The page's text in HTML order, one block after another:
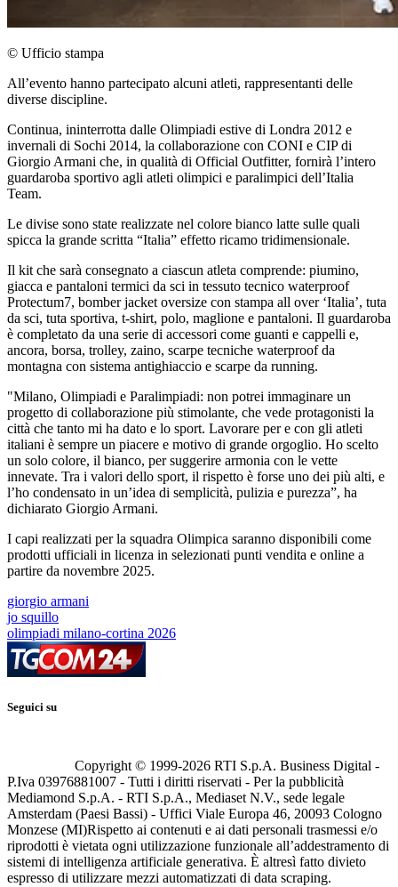
© Ufficio stampa
All’evento hanno partecipato alcuni atleti, rappresentanti delle
diverse discipline.
Continua, ininterrotta dalle Olimpiadi estive di Londra 2012 e
invernali di Sochi 2014, la collaborazione con CONI e CIP di
Giorgio Armani che, in qualità di Official Outfitter, fornirà l’intero
guardaroba sportivo agli atleti olimpici e paralimpici dell’Italia
Team.
Le divise sono state realizzate nel colore bianco latte sulle quali
spicca la grande scritta “Italia” effetto ricamo tridimensionale.
Il kit che sarà consegnato a ciascun atleta comprende: piumino,
giacca e pantaloni termici da sci in tessuto tecnico waterproof
Protectum7, bomber jacket oversize con stampa all over ‘Italia’, tuta
da sci, tuta sportiva, t-shirt, polo, maglione e pantaloni. Il guardaroba
è completato da una serie di accessori come guanti e cappelli e,
ancora, borsa, trolley, zaino, scarpe tecniche waterproof da
montagna con sistema antighiaccio e scarpe da running.
"Milano, Olimpiadi e Paralimpiadi: non potrei immaginare un
progetto di collaborazione più stimolante, che vede protagonisti la
città che tanto mi ha dato e lo sport. Lavorare per e con gli atleti
italiani è sempre un piacere e motivo di grande orgoglio. Ho scelto
un solo colore, il bianco, per suggerire armonia con le vette
innevate. Tra i valori dello sport, il rispetto è forse uno dei più alti, e
l’ho condensato in un’idea di semplicità, pulizia e purezza”, ha
dichiarato Giorgio Armani.
I capi realizzati per la squadra Olimpica saranno disponibili come
prodotti ufficiali in licenza in selezionati punti vendita e online a
partire da novembre 2025.
giorgio armani
jo squillo
olimpiadi milano-cortina 2026
Seguici su
Copyright © 1999-2026 RTI S.p.A. Business Digital -
P.Iva 03976881007 - Tutti i diritti riservati - Per la pubblicità
Mediamond S.p.A. - RTI S.p.A., Mediaset N.V., sede legale
Amsterdam (Paesi Bassi) - Uffici Viale Europa 46, 20093 Cologno
Monzese (MI)Rispetto ai contenuti e ai dati personali trasmessi e/o
riprodotti è vietata ogni utilizzazione funzionale all’addestramento di
sistemi di intelligenza artificiale generativa. È altresì fatto divieto
espresso di utilizzare mezzi automatizzati di data scraping.